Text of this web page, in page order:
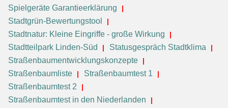
Spielgeräte Garantieerklärung
Stadtgrün-Bewertungstool
Stadtnatur: Kleine Eingriffe - große Wirkung
Stadtteilpark Linden-Süd
Statusgespräch Stadtklima
Straßenbaumentwicklungskonzepte
Straßenbaumliste
Straßenbaumtest 1
Straßenbaumtest 2
Straßenbaumtest in den Niederlanden